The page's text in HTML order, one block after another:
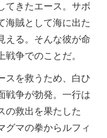
てきたエース。サボ
海賊として海に出た
える。そんな彼が命
争でのことだ。
スを救うため、白ひ
戦争が勃発。一行は
の救出を果たした
グマの拳からルフィ